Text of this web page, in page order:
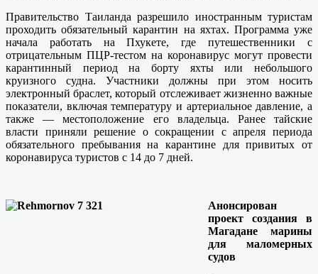
Правительство Таиланда разрешило иностранным туристам
проходить обязательный карантин на яхтах. Программа уже
начала работать на Пхукете, где путешественники с
отрицательным ПЦР-тестом на коронавирус могут провести
карантинный период на борту яхты или небольшого
круизного судна. Участники должны при этом носить
электронный браслет, который отслеживает жизненно важные
показатели, включая температуру и артериальное давление, а
также — местоположение его владельца. Ранее тайские
власти приняли решение о сокращении с апреля периода
обязательного пребывания на карантине для привитых от
коронавируса туристов с 14 до 7 дней.
Анонсирован
проект создания в
Магадане марины
для маломерных
судов